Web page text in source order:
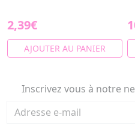
2,39€
AJOUTER AU PANIER
Inscrivez vous à notre